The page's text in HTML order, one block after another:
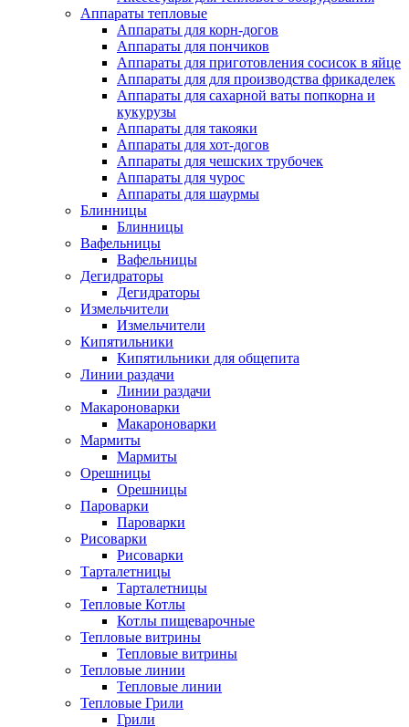
Аппараты тепловые
Аппараты для корн-догов
Аппараты для пончиков
Аппараты для приготовления сосисок в яйце
Аппараты для для производства фрикаделек
Аппараты для сахарной ваты попкорна и
кукурузы
Аппараты для такояки
Аппараты для хот-догов
Аппараты для чешских трубочек
Аппараты для чурос
Аппараты для шаурмы
Блинницы
Блинницы
Вафельницы
Вафельницы
Дегидраторы
Дегидраторы
Измельчители
Измельчители
Кипятильники
Кипятильники для общепита
Линии раздачи
Линии раздачи
Макароноварки
Макароноварки
Мармиты
Мармиты
Орешницы
Орешницы
Пароварки
Пароварки
Рисоварки
Рисоварки
Тарталетницы
Тарталетницы
Тепловые Котлы
Котлы пищеварочные
Тепловые витрины
Тепловые витрины
Тепловые линии
Тепловые линии
Тепловые Грили
Грили